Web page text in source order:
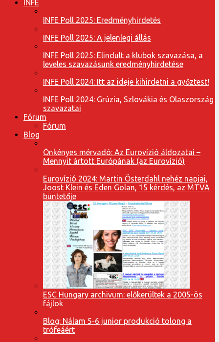
INFE
INFE Poll 2025: Eredményhirdetés
INFE Poll 2025: A jelenlegi állás
INFE Poll 2025: Elindult a klubok szavazása, a
leveles szavazásunk eredményhirdetése
INFE Poll 2024: Itt az ideje kihirdetni a győztest!
INFE Poll 2024: Grúzia, Szlovákia és Olaszország
szavazatai
Fórum
Fórum
Blog
Önkényes mérvadó: Az Eurovízió áldozatai –
Mennyit ártott Európának (az Eurovízió)
Eurovízió 2024: Martin Österdahl nehéz napjai,
Joost Klein és Eden Golan, 15 kérdés, az MTVA
büntetője
ESC Hungary archivum: előkerültek a 2005-ös
fájlok
Blog: Nálam 5-6 junior produkció tolong a
trófeáért